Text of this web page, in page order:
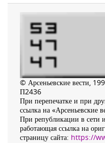
© Арсеньевские вести,
П2436
При перепечатке и при
ссылка на «Арсеньевские
При републикации в сети
работающая ссылка на
страницу сайта: https://